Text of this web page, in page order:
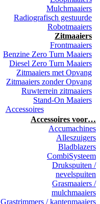
Mulchmaaiers
Radiografisch gestuurde
Robotmaaiers
Zitmaaiers
Frontmaaiers
Benzine Zero Turn Maaiers
Diesel Zero Turn Maaiers
Zitmaaiers met Opvang
Zitmaaiers zonder Opvang
Ruwterrein zitmaaiers
Stand-On Maaiers
Accessoires
Accessoires voor…
Accumachines
Alleszuigers
Bladblazers
CombiSysteem
Drukspuiten /
nevelspuiten
Grasmaaiers /
mulchmaaiers
Grastrimmers / kantenmaaiers